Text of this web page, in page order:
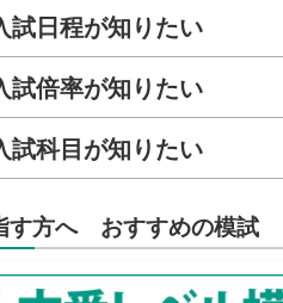
試日程が知りたい
試倍率が知りたい
試科目が知りたい
す方へ おすすめの模試